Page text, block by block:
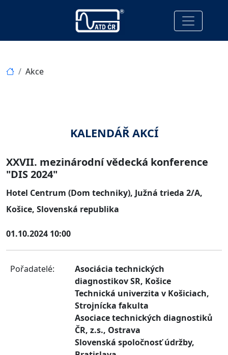
Akce
KALENDÁŘ AKCÍ
XXVII. mezinárodní vědecká konference
"DIS 2024"
Hotel Centrum (Dom techniky), Južná trieda 2/A,
Košice, Slovenská republika
01.10.2024 10:00
Pořadatelé:
Asociácia technických
diagnostikov SR, Košice
Technická univerzita v Košiciach,
Strojnícka fakulta
Asociace technických diagnostiků
ČR, z.s., Ostrava
Slovenská spoločnosť údržby,